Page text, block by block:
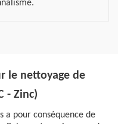
le nettoyage de
- Zinc)
pour conséquence de